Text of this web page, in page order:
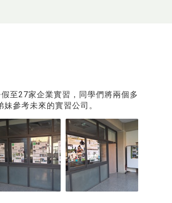
至27家企業實習，同學們將兩個多
參考未來的實習公司。